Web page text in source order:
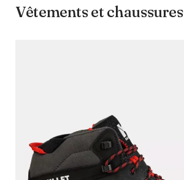
Vêtements et chaussures